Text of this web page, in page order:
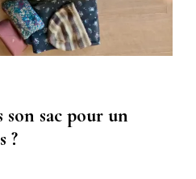
sac pour un
?